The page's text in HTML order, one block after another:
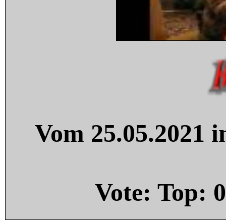
Vom 25.05.2021
Vote: Top: 0